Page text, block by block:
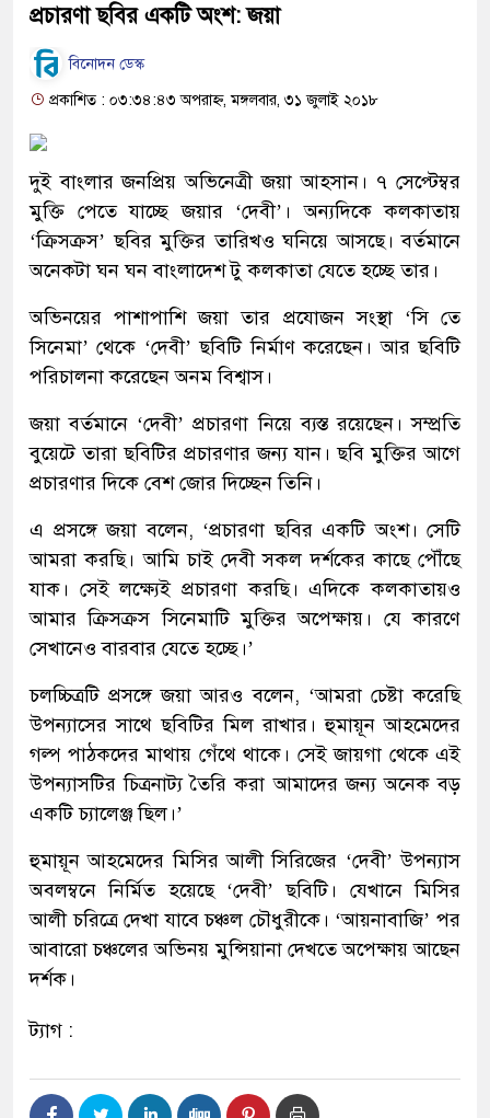
প্রচারণা ছবির একটি অংশ: জয়া
বিনোদন ডেস্ক
প্রকাশিত : ০৩:৩৪:৪৩ অপরাহ্ন, মঙ্গলবার, ৩১ জুলাই ২০১৮
দুই বাংলার জনপ্রিয় অভিনেত্রী জয়া আহসান। ৭ সেপ্টেম্বর
মুক্তি পেতে যাচ্ছে জয়ার ‘দেবী’। অন্যদিকে কলকাতায়
‘ক্রিসক্রস’ ছবির মুক্তির তারিখও ঘনিয়ে আসছে। বর্তমানে
অনেকটা ঘন ঘন বাংলাদেশ টু কলকাতা যেতে হচ্ছে তার।
অভিনয়ের পাশাপাশি জয়া তার প্রযোজন সংস্থা ‘সি তে
সিনেমা’ থেকে ‘দেবী’ ছবিটি নির্মাণ করেছেন। আর ছবিটি
পরিচালনা করেছেন অনম বিশ্বাস।
জয়া বর্তমানে ‘দেবী’ প্রচারণা নিয়ে ব্যস্ত রয়েছেন। সম্প্রতি
বুয়েটে তারা ছবিটির প্রচারণার জন্য যান। ছবি মুক্তির আগে
প্রচারণার দিকে বেশ জোর দিচ্ছেন তিনি।
এ প্রসঙ্গে জয়া বলেন, ‘প্রচারণা ছবির একটি অংশ। সেটি
আমরা করছি। আমি চাই দেবী সকল দর্শকের কাছে পৌঁছে
যাক। সেই লক্ষ্যেই প্রচারণা করছি। এদিকে কলকাতায়ও
আমার ক্রিসক্রস সিনেমাটি মুক্তির অপেক্ষায়। যে কারণে
সেখানেও বারবার যেতে হচ্ছে।’
চলচ্চিত্রটি প্রসঙ্গে জয়া আরও বলেন, ‘আমরা চেষ্টা করেছি
উপন্যাসের সাথে ছবিটির মিল রাখার। হুমায়ূন আহমেদের
গল্প পাঠকদের মাথায় গেঁথে থাকে। সেই জায়গা থেকে এই
উপন্যাসটির চিত্রনাট্য তৈরি করা আমাদের জন্য অনেক বড়
একটি চ্যালেঞ্জ ছিল।’
হুমায়ূন আহমেদের মিসির আলী সিরিজের ‘দেবী’ উপন্যাস
অবলম্বনে নির্মিত হয়েছে ‘দেবী’ ছবিটি। যেখানে মিসির
আলী চরিত্রে দেখা যাবে চঞ্চল চৌধুরীকে। ‘আয়নাবাজি’ পর
আবারো চঞ্চলের অভিনয় মুন্সিয়ানা দেখতে অপেক্ষায় আছেন
দর্শক।
ট্যাগ :